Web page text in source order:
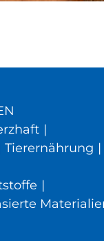
|
Tierernährung |
|